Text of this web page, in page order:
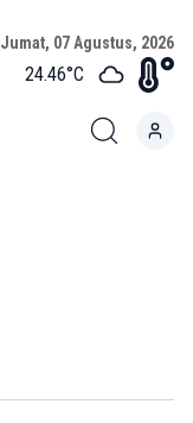
Jumat, 07 Agustus, 2026
24.46°C